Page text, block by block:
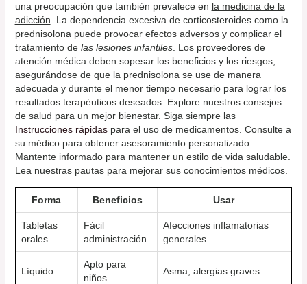
una preocupación que también prevalece en la medicina de la
adicción . La dependencia excesiva de corticosteroides como la
prednisolona puede provocar efectos adversos y complicar el
tratamiento de las lesiones infantiles. Los proveedores de
atención médica deben sopesar los beneficios y los riesgos,
asegurándose de que la prednisolona se use de manera
adecuada y durante el menor tiempo necesario para lograr los
resultados terapéuticos deseados. Explore nuestros consejos
de salud para un mejor bienestar. Siga siempre las
Instrucciones rápidaspara el uso de medicamentos. Consulte a
su médico para obtener asesoramiento personalizado.
Mantente informado para mantener un estilo de vida saludable.
Lea nuestras pautas para mejorar sus conocimientos médicos.
Forma Beneficios Usar
Tabletas
orales
Fácil
administración
Afecciones inflamatorias
generales
Líquido
Apto para
niños
Asma, alergias graves